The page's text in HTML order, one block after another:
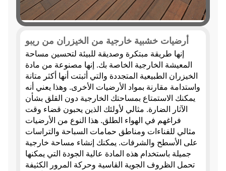
إنها طريقة مبتكرة وصديقة للبيئة لتحسين مساحة
المعيشة الخارجية الخاصة بك. إنها مصنوعة من مادة
الخيزران الطبيعية المتجددة والتي أثبتت أنها أكثر متانة
واستدامة مقارنة بمواد الأرضيات الأخرى. وهذا يعني أنه
يمكنك الاستمتاع بمساحتك الخارجية دون القلق بشأن
الآثار الضارة. مثالي لأولئك الذين يحبون قضاء وقت
فراغهم في الهواء الطلق. هذا النوع من الأرضيات
مثالي للفناءات ومناطق حمامات السباحة والتراسات
على الأسطح والشرفات. يمكنك إنشاء مساحة خارجية
جميلة باستخدام هذه المادة عالية الجودة التي يمكنها
تحمل الظروف الجوية القاسية وحركة المرور الكثيفة